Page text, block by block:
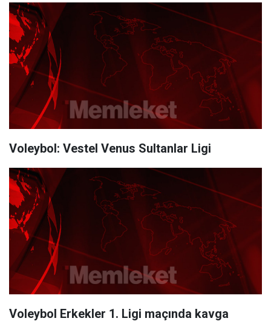
Voleybol: Vestel Venus Sultanlar Ligi
Voleybol Erkekler 1. Ligi maçında kavga